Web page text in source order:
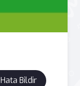
Hata Bildir